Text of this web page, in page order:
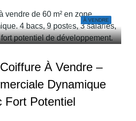
À VENDRE
À Vendre –
Dynamique
Fort Potentiel